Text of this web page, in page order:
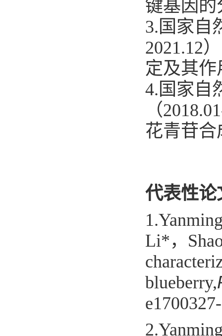
键基因的
3.国家自
2021.12
定及其作
4.国家自
（
花青苷合
代表性论
Li*，
blueberry,